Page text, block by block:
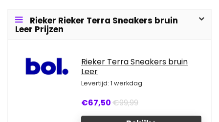
Rieker Rieker Terra Sneakers bruin
Leer Prijzen
Rieker Terra Sneakers bruin
Leer
Levertijd: 1 werkdag
€67,50€99,99